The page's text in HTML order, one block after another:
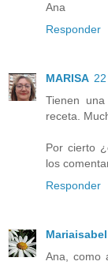
Ana
Responder
MARISA
Tienen
receta.
Por cierto
los
Responder
Mariaisabel
Ana, como